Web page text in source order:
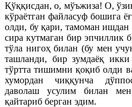
Қўққисдан, о, мўъжиза! О,
кўраётган файласуф бошига
олди, бу қари, тамоман
сира кутмаган бир эпчиллик
тўла нигоҳ билан (бу мен
ташланди, бир зумдаёқ
тўртта тишимни қоқиб олди
хумордан чиққунча
даволаш усулим билан
қайтариб берган эдим.